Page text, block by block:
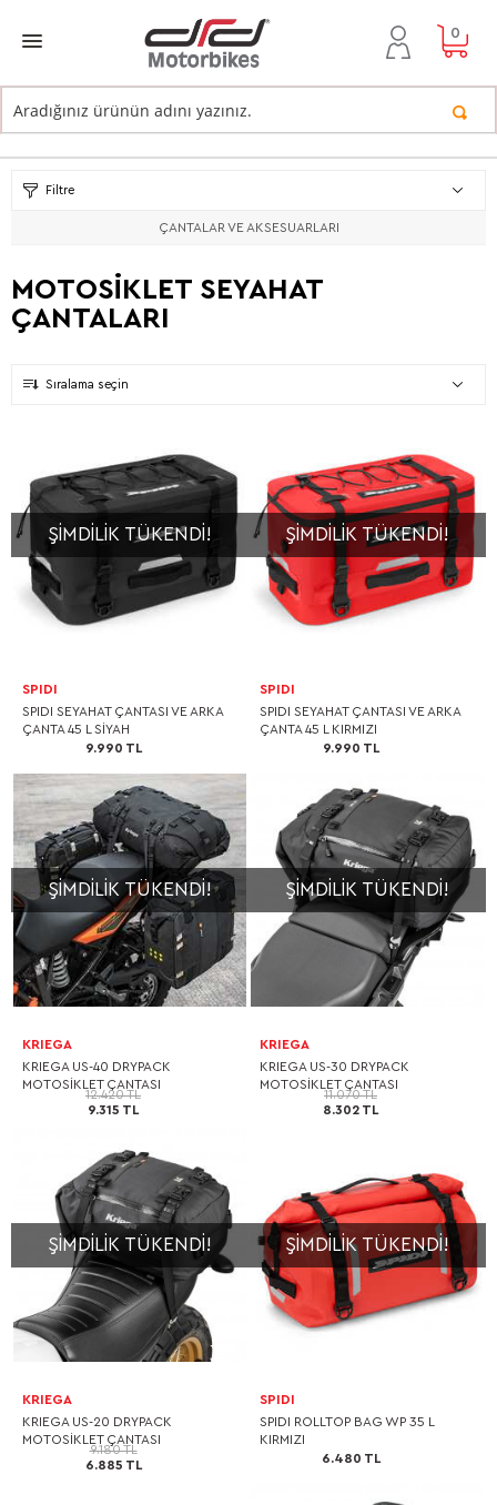
0
Filtre
ÇANTALAR VE AKSESUARLARI
MOTOSİKLET SEYAHAT
ÇANTALARI
Sıralama seçin
ŞIMDILIK TÜKENDI!
SPIDI
SPIDI SEYAHAT ÇANTASI VE ARKA
ÇANTA 45 L SİYAH
9.990 TL
ŞIMDILIK TÜKENDI!
SPIDI
SPIDI SEYAHAT ÇANTASI VE ARKA
ÇANTA 45 L KIRMIZI
9.990 TL
ŞIMDILIK TÜKENDI!
KRIEGA
KRIEGA US-40 DRYPACK
MOTOSİKLET ÇANTASI
12.420 TL
9.315 TL
ŞIMDILIK TÜKENDI!
KRIEGA
KRIEGA US-30 DRYPACK
MOTOSİKLET ÇANTASI
11.070 TL
8.302 TL
ŞIMDILIK TÜKENDI!
KRIEGA
KRIEGA US-20 DRYPACK
MOTOSİKLET ÇANTASI
9.180 TL
6.885 TL
ŞIMDILIK TÜKENDI!
SPIDI
SPIDI ROLLTOP BAG WP 35 L
KIRMIZI
6.480 TL